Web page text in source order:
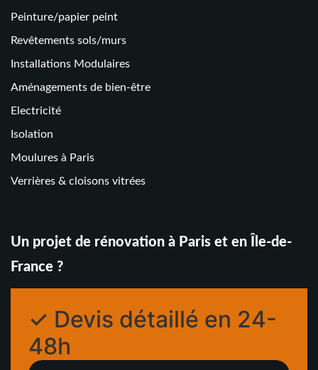
Peinture/papier peint
Revêtements sols/murs
Installations Modulaires
Aménagements de bien-être
Electricité
Isolation
Moulures à Paris
Verrières & cloisons vitrées
Un projet de rénovation à Paris et en Île-de-
France ?
✓ Devis détaillé en 24-
48h